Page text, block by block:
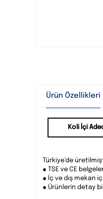
Ürün Özellikleri
Koli İçi
Türkiye’de
● TSE ve CE
● İç ve dış mekan
● Ürünlerin detay